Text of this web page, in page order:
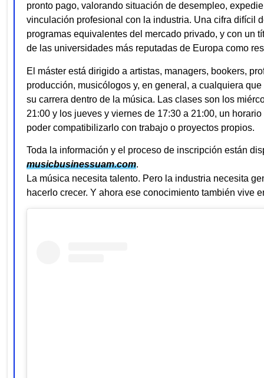
pronto pago, valorando situación de desempleo,
vinculación profesional con la industria. Una cifra difícil
programas equivalentes del mercado privado, y con un
de las universidades más reputadas de Europa como
El máster está dirigido a artistas, managers, bookers,
producción, musicólogos y, en general, a cualquiera
su carrera dentro de la música. Las clases son los
21:00 y los jueves y viernes de 17:30 a 21:00, un
poder compatibilizarlo con trabajo o proyectos propios.
Toda la información y el proceso de inscripción están
musicbusinessuam.com.
La música necesita talento. Pero la industria necesita
hacerlo crecer. Y ahora ese conocimiento también vive